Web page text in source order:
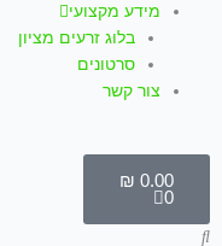
מידע מקצועי
בלוג זרעים מציון
סרטונים
צור קשר
₪ 0.00
0
עגלת
קניות
חיפוש